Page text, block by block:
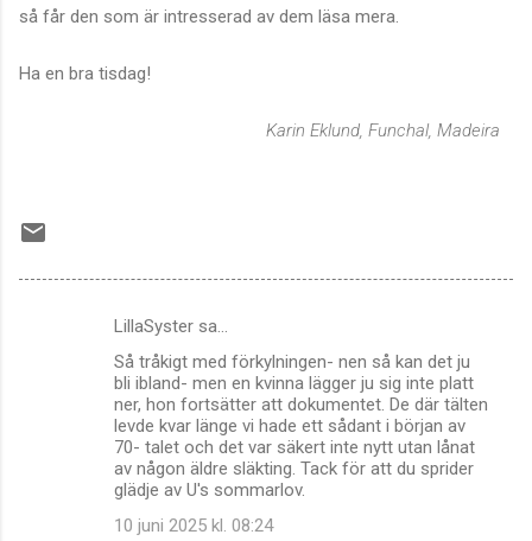
så får den som är intresserad av dem läsa mera.
Ha en bra tisdag!
Karin Eklund, Funchal, Madeira
LillaSyster sa…
Så tråkigt med förkylningen- nen så kan det ju
bli ibland- men en kvinna lägger ju sig inte platt
ner, hon fortsätter att dokumentet. De där tälten
levde kvar länge vi hade ett sådant i början av
70- talet och det var säkert inte nytt utan lånat
av någon äldre släkting. Tack för att du sprider
glädje av U's sommarlov.
10 juni 2025 kl. 08:24